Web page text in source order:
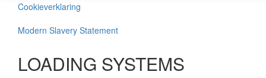
Cookieverklaring
Modern Slavery Statement
LOADING SYSTEMS